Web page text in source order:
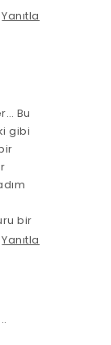
Yanıtla
Bu
gibi
bir
Yanıtla